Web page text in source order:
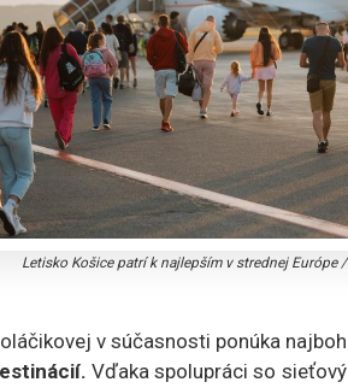
Letisko Košice patrí k najlepším v strednej Európe/
v súčasnosti ponúka
Vďaka spolupráci so